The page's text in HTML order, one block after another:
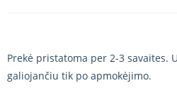
Prekė pristatoma per 2-3 savaites.
galiojančiu tik po apmokėjimo.